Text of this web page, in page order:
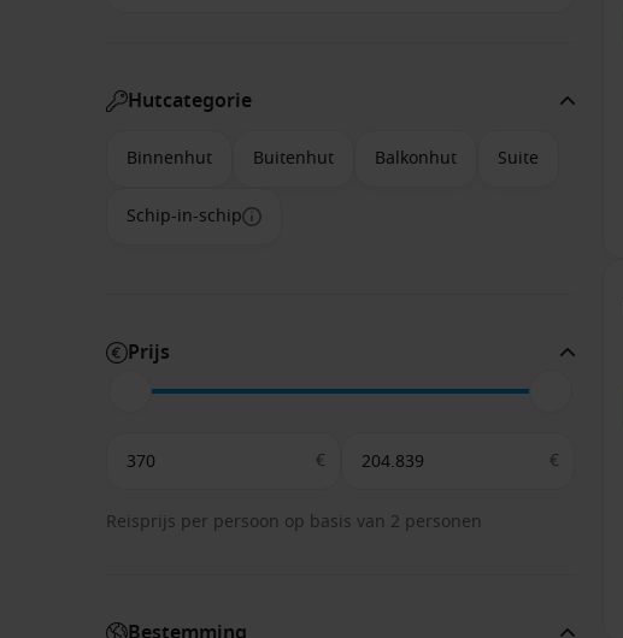
Hutcategorie
Binnenhut Buitenhut Balkonhut Suite
Schip-in-schip
Prijs
€ €
Reisprijs per persoon op basis van 2 personen